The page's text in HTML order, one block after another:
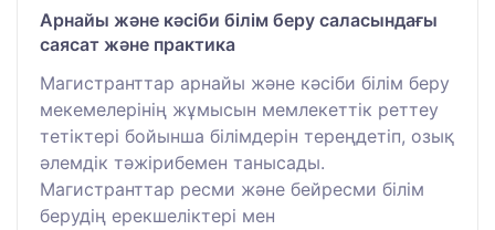
Арнайы және кәсіби білім беру саласындағы
саясат және практика
Магистранттар арнайы және кәсіби білім беру
мекемелерінің жұмысын мемлекеттік реттеу
тетіктері бойынша білімдерін тереңдетіп, озық
әлемдік тәжірибемен танысады.
Магистранттар ресми және бейресми білім
берудің ерекшеліктері мен